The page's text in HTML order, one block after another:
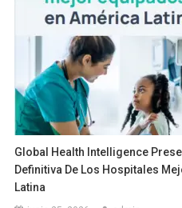
Global Health Intelligence
Definitiva De Los Hospitales
Latina